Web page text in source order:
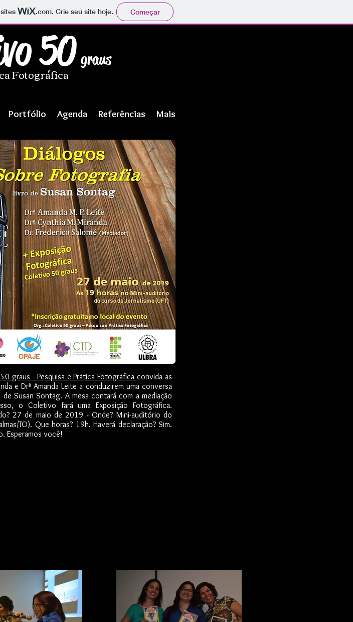
.com. Crie seu site hoje. Começar
Portfólio Agenda Referências Mais
Fotográfica
50 graus
graus - Pesquisa e Prática Fotográficaconvida as
e Drª Amanda Leite a conduzirem uma conversa
Susan Sontag. A mesa contará com a mediação
o Coletivo fará uma Exposição Fotográfica.
27 de maio de 2019 - Onde? Mini-auditório do
TO). Que horas? 19h. Haverá declaração? Sim.
Esperamos você!